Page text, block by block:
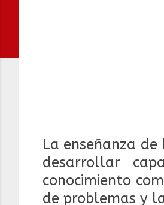
La enseñanza
desarrollar
conocimiento
de problemas y